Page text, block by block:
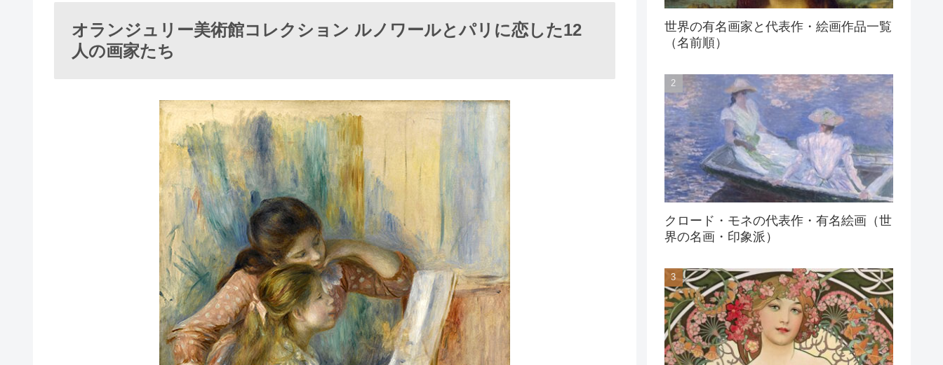
オランジュリー美術館コレクション ルノワールとパリに恋した12
人の画家たち
世界の有名画家と代表作・絵画作品一覧
（名前順）
クロード・モネの代表作・有名絵画（世
界の名画・印象派）